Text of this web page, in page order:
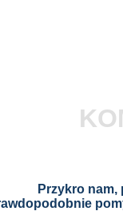
Przykro